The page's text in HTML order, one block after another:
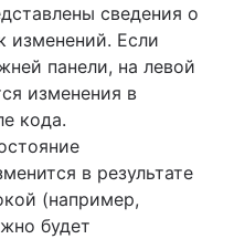
сведения о
изменений. Если
панели, на левой
изменения в
кода.
в результате
(например,
будет